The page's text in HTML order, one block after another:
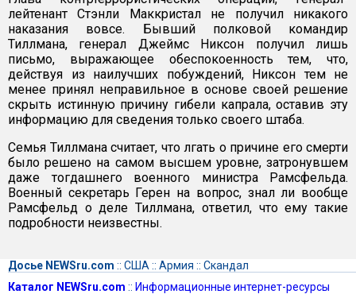
лейтенант Стэнли Маккристал не получил никакого
наказания вовсе. Бывший полковой командир
Тиллмана, генерал Джеймс Никсон получил лишь
письмо, выражающее обеспокоенность тем, что,
действуя из наилучших побуждений, Никсон тем не
менее принял неправильное в основе своей решение
скрыть истинную причину гибели капрала, оставив эту
информацию для сведения только своего штаба.
Семья Тиллмана считает, что лгать о причине его смерти
было решено на самом высшем уровне, затронувшем
даже тогдашнего военного министра Рамсфельда.
Военный секретарь Герен на вопрос, знал ли вообще
Рамсфельд о деле Тиллмана, ответил, что ему такие
подробности неизвестны.
Досье NEWSru.com :: США :: Армия :: Скандал
Каталог NEWSru.com :: Информационные интернет-ресурсы